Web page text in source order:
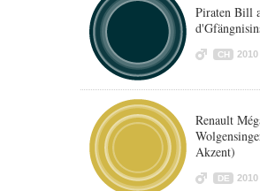
Piraten Bill
CH 2010
Renault
Akzent)
DE 2010